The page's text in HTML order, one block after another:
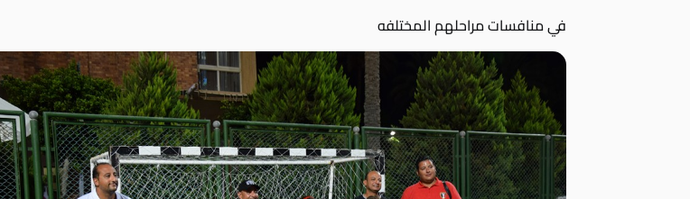
في منافسات مراحلهم المختلفه